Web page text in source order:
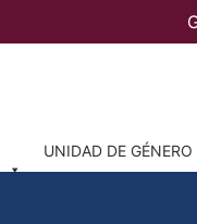
UNIDAD DE GÉNERO